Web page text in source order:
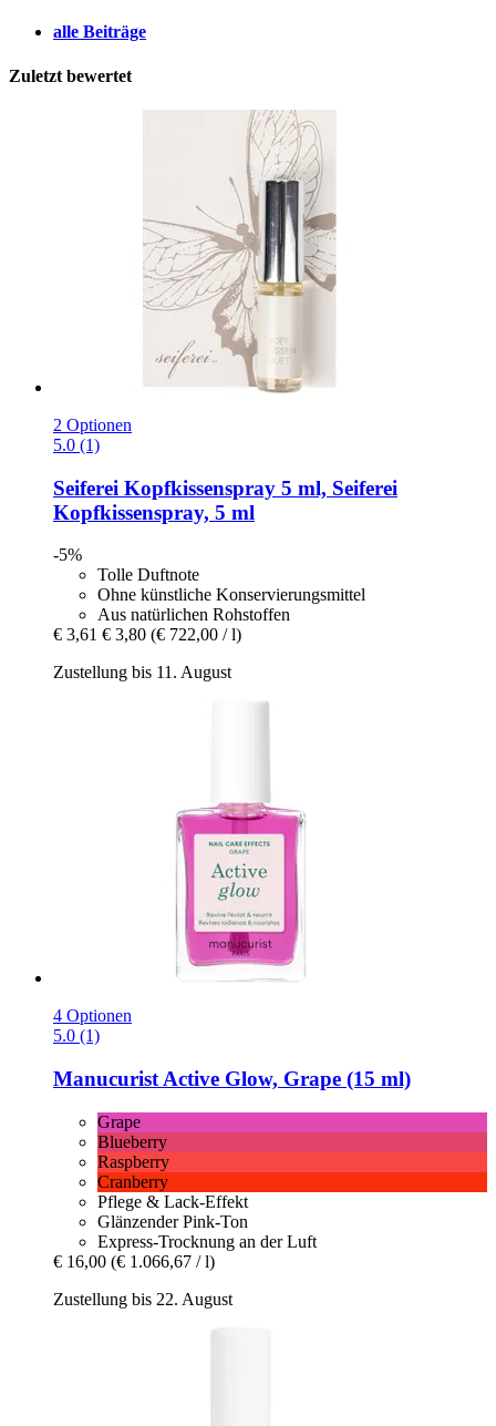
alle Beiträge
Zuletzt bewertet
2 Optionen
5.0 (1)
Seiferei Kopfkissenspray 5 ml, Seiferei
Kopfkissenspray, 5 ml
-5%
Tolle Duftnote
Ohne künstliche Konservierungsmittel
Aus natürlichen Rohstoffen
€ 3,61 € 3,80 (€ 722,00 / l)
Zustellung bis 11. August
4 Optionen
5.0 (1)
Manucurist Active Glow, Grape (15 ml)
Grape
Blueberry
Raspberry
Cranberry
Pflege & Lack-Effekt
Glänzender Pink-Ton
Express-Trocknung an der Luft
€ 16,00 (€ 1.066,67 / l)
Zustellung bis 22. August